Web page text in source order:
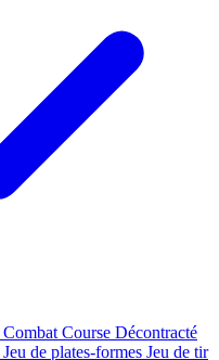
Combat Course Décontracté
Jeu de plates-formes Jeu de tir